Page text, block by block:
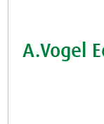
A.Vogel